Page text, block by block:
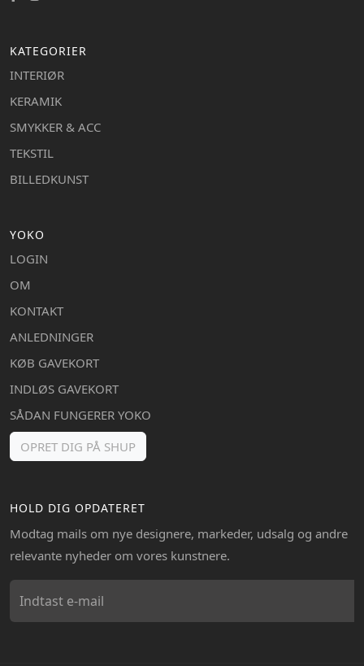
KATEGORIER
INTERIØR
KERAMIK
SMYKKER & ACC
TEKSTIL
BILLEDKUNST
YOKO
LOGIN
OM
KONTAKT
ANLEDNINGER
KØB GAVEKORT
INDLØS GAVEKORT
SÅDAN FUNGERER YOKO
OPRET DIG PÅ SHUP
HOLD DIG OPDATERET
Modtag mails om nye designere, markeder, udsalg og andre
relevante nyheder om vores kunstnere.